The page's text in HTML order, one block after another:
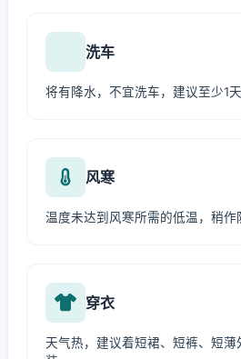
洗车
将有降水，不宜洗车，建议至少1天
风寒
温度未达到风寒所需的低温，稍作
穿衣
天气热，建议着短裙、短裤、短